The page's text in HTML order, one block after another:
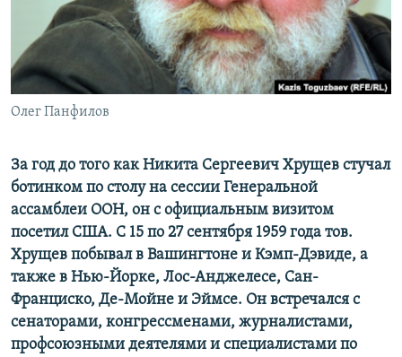
ПОБЕДИТЕЛЕЙ НЕ СУДЯТ?
КРЫМ.НЕПОКОРЕННЫЙ
ELIFBE
УКРАИНСКАЯ ПРОБЛЕМА КРЫМА
ПРИСОЕДИНЯЙТЕСЬ!
Олег Панфилов
За год до того как Никита Сергеевич Хрущев стучал
ботинком по столу на сессии Генеральной
ассамблеи ООН, он с официальным визитом
посетил США. С 15 по 27 сентября 1959 года тов.
Хрущев побывал в Вашингтоне и Кэмп-Дэвиде, а
также в Нью-Йорке, Лос-Анджелесе, Сан-
Франциско, Де-Мойне и Эймсе. Он встречался с
сенаторами, конгрессменами, журналистами,
профсоюзными деятелями и специалистами по